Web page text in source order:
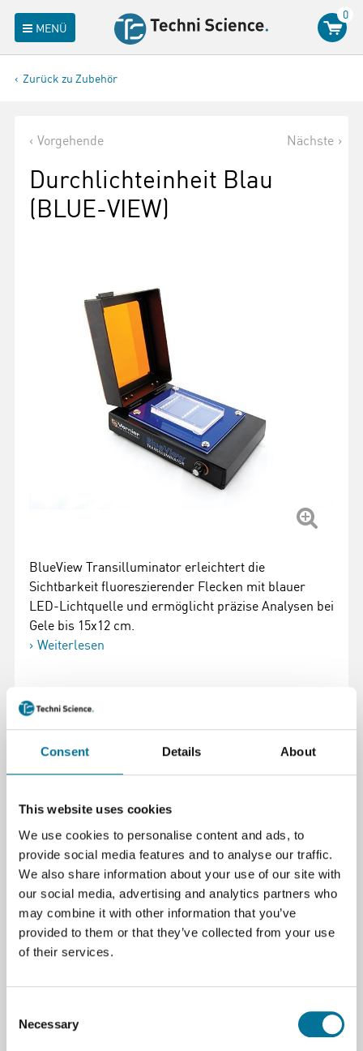
Consent Details About
This website uses cookies
We use cookies to personalise content and ads, to
provide social media features and to analyse our traffic.
We also share information about your use of our site with
our social media, advertising and analytics partners who
may combine it with other information that you’ve
provided to them or that they’ve collected from your use
of their services.
Selection
Necessary
MENÜ
0
Zurück zu Zubehör
Vorgehende Nächste
Durchlichteinheit Blau
(BLUE-VIEW)
BlueView Transilluminator erleichtert die
Sichtbarkeit fluoreszierender Flecken mit blauer
LED-Lichtquelle und ermöglicht präzise Analysen bei
Gele bis 15x12 cm.
Weiterlesen
729,54 €
Zum Warenkorb hinzufügen
Seite drucken
blaue LEDs zur Beleuchtung von Elektrophorese-
Gelen, die mit SYBR Safe eingefärbt wurden. Diese